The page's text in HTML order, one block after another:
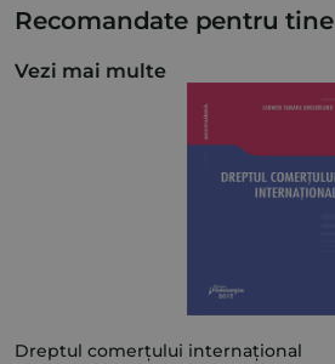
Recomandate pentru tine
Vezi mai multe
Dreptul comerțului internațional